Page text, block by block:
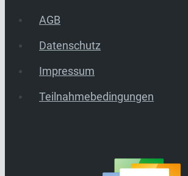
AGB
Datenschutz
Impressum
Teilnahmebedingungen